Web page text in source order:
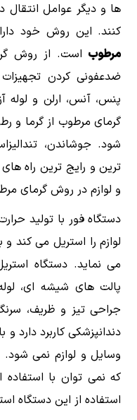
ها و دیگر عوامل انتقال
کنند. این روش خود دارای 2
‌مرطوب است. از روش
ضدعفونی کردن
پنس، آنس، ارلن و
گرمای ‌مرطوب از گرما و
شود. جوشاندن،
ترین و رایج ترین راه
و لوازم در روش گرمای
لوازم را استریل می
می نماید. دستگاه
پالت ‌های شیشه‌ ای،
جراحی تیز و ظریف،
دندانپزشکی کاربرد
وسایل و لوازم نمی شود.
که نمی توان با استفاده
استفاده از این دستگاه